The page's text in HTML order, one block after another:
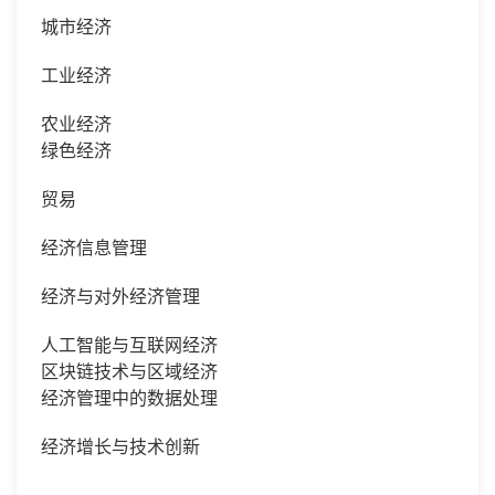
城市经济
工业经济
农业经济
绿色经济
贸易
经济信息管理
经济与对外经济管理
人工智能与互联网经济
区块链技术与区域经济
经济管理中的数据处理
经济增长与技术创新